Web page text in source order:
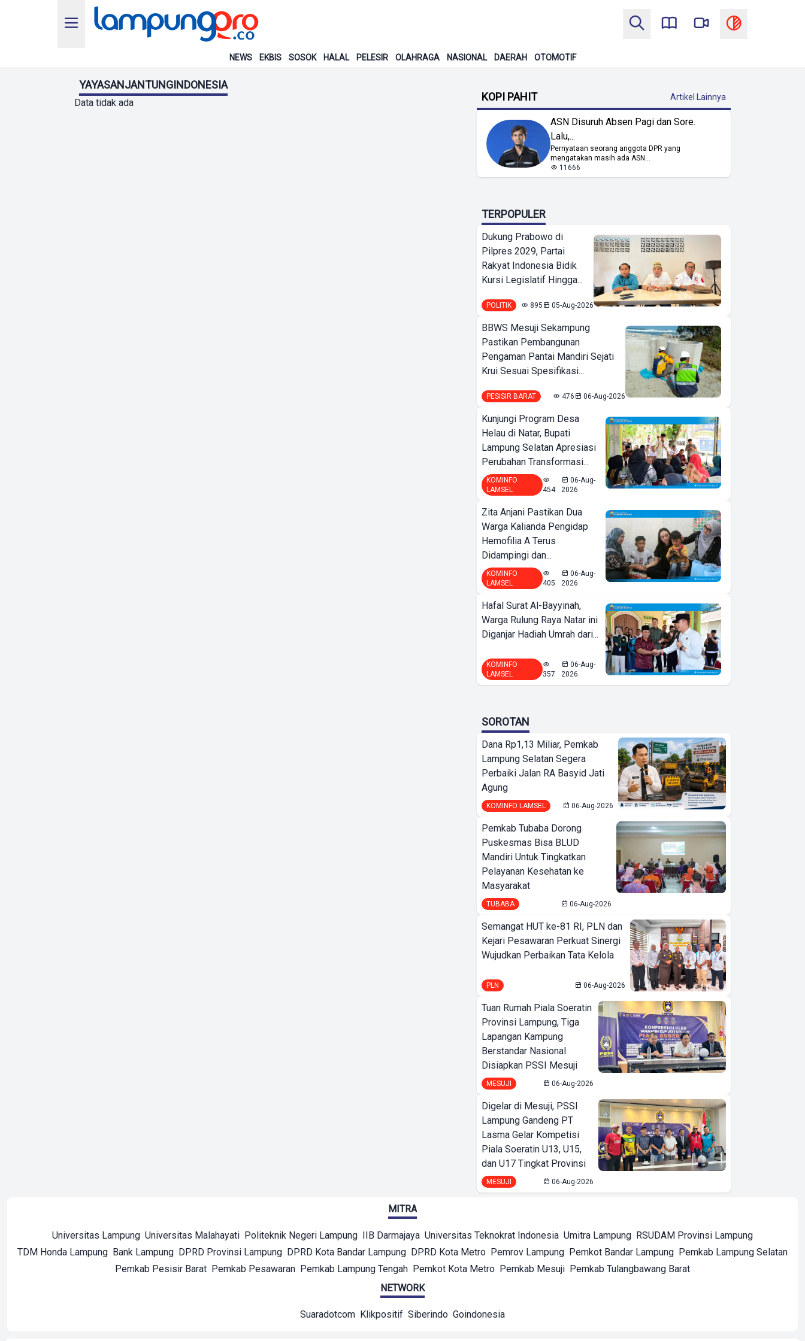
NEWS EKBIS SOSOK HALAL PELESIR OLAHRAGA NASIONAL DAERAH OTOMOTIF
YAYASANJANTUNGINDONESIA
Data tidak ada KOPI PAHIT Artikel Lainnya
ASN Disuruh Absen Pagi dan Sore.
Lalu,...
Pernyataan seorang anggota DPR yang
mengatakan masih ada ASN...
11666
TERPOPULER
Dukung Prabowo di
Pilpres 2029, Partai
Rakyat Indonesia Bidik
Kursi Legislatif Hingga...
POLITIK 895 05-Aug-2026
BBWS Mesuji Sekampung
Pastikan Pembangunan
Pengaman Pantai Mandiri Sejati
Krui Sesuai Spesifikasi...
PESISIR BARAT 476 06-Aug-2026
Kunjungi Program Desa
Helau di Natar, Bupati
Lampung Selatan Apresiasi
Perubahan Transformasi...
KOMINFO
LAMSEL
454
06-Aug-
2026
Zita Anjani Pastikan Dua
Warga Kalianda Pengidap
Hemofilia A Terus
Didampingi dan...
KOMINFO
LAMSEL
405
06-Aug-
2026
Hafal Surat Al-Bayyinah,
Warga Rulung Raya Natar ini
Diganjar Hadiah Umrah dari...
KOMINFO
LAMSEL
357
06-Aug-
2026
SOROTAN
Dana Rp1,13 Miliar, Pemkab
Lampung Selatan Segera
Perbaiki Jalan RA Basyid Jati
Agung
KOMINFO LAMSEL 06-Aug-2026
Pemkab Tubaba Dorong
Puskesmas Bisa BLUD
Mandiri Untuk Tingkatkan
Pelayanan Kesehatan ke
Masyarakat
TUBABA 06-Aug-2026
Semangat HUT ke-81 RI, PLN dan
Kejari Pesawaran Perkuat Sinergi
Wujudkan Perbaikan Tata Kelola
PLN 06-Aug-2026
Tuan Rumah Piala Soeratin
Provinsi Lampung, Tiga
Lapangan Kampung
Berstandar Nasional
Disiapkan PSSI Mesuji
MESUJI 06-Aug-2026
Digelar di Mesuji, PSSI
Lampung Gandeng PT
Lasma Gelar Kompetisi
Piala Soeratin U13, U15,
dan U17 Tingkat Provinsi
MESUJI 06-Aug-2026
MITRA
Universitas Lampung Universitas Malahayati Politeknik Negeri Lampung IIB Darmajaya Universitas Teknokrat Indonesia Umitra Lampung RSUDAM Provinsi Lampung
TDM Honda Lampung Bank Lampung DPRD Provinsi Lampung DPRD Kota Bandar Lampung DPRD Kota Metro Pemrov Lampung Pemkot Bandar Lampung Pemkab Lampung Selatan
Pemkab Pesisir Barat Pemkab Pesawaran Pemkab Lampung Tengah Pemkot Kota Metro Pemkab Mesuji Pemkab Tulangbawang Barat
NETWORK
Suaradotcom Klikpositif Siberindo Goindonesia